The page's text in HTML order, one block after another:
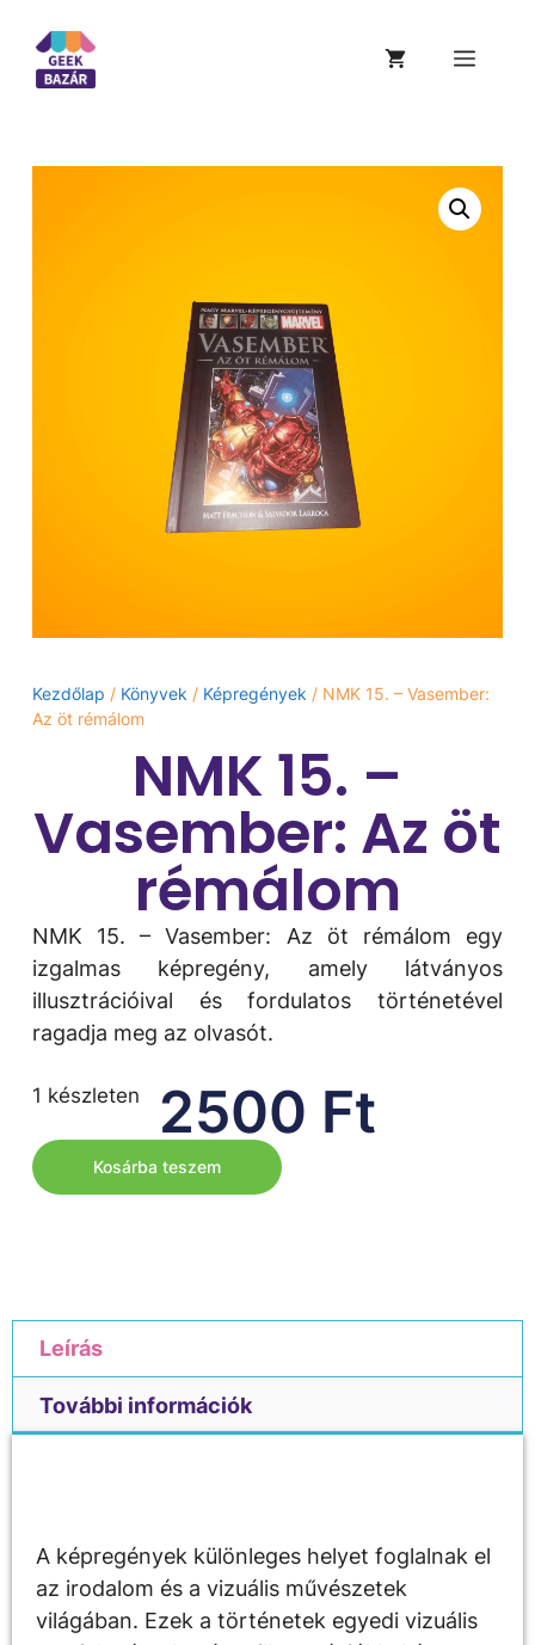
Kezdőlap / Könyvek / Képregények / NMK 15. – Vasember:
Az öt rémálom
NMK 15. –
Vasember: Az öt
rémálom
NMK 15. – Vasember: Az öt rémálom egy
izgalmas képregény, amely látványos
illusztrációival és fordulatos történetével
ragadja meg az olvasót.
2500 Ft
1 készleten
Kosárba teszem
Leírás
További információk
A képregények különleges helyet foglalnak el
az irodalom és a vizuális művészetek
világában. Ezek a történetek egyedi vizuális